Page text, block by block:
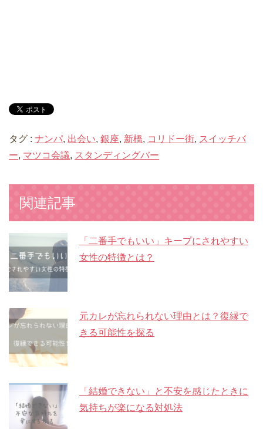
タグ : ナンパ, 出会い, 銀座, 新橋, コリドー街, スイッチバ
ー, マツコ会議, スタンディングバー
関連記事
「二番手でもいい」キープにされやすい
女性の特徴とは？
元カレが忘れられない理由とは？復縁で
きる可能性を探る
「結婚できない」と不安を感じたときに
気持ちが楽になる対処法